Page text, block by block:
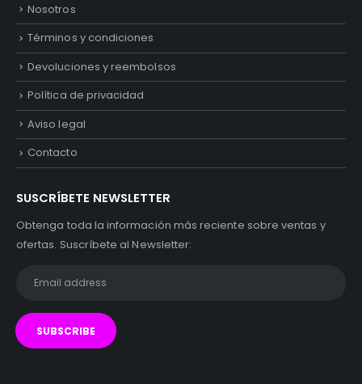
Nosotros
Términos y condiciones
Devoluciones y reembolsos
Política de privacidad
Aviso legal
Contacto
SUSCRÍBETE NEWSLETTER
Obtenga toda la información más reciente sobre ventas y
ofertas. Suscríbete al Newsletter: